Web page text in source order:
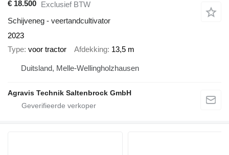
€ 18.500 Exclusief BTW
Schijveneg - veertandcultivator
2023
Type voor tractor Afdekking 13,5 m
Duitsland, Melle-Wellingholzhausen
Agravis Technik Saltenbrock GmbH